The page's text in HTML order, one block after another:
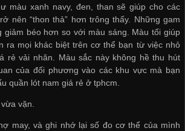
màu xanh navy, đen, than sẽ giúp cho các
nên “thon thả” hơn trông thấy. Những gam
giảm béo hơn so với màu sáng. Màu tối giúp
ra mọi khác biệt trên cơ thể bạn từ việc nhỏ
rẻ vải nhăn. Màu sắc này không hề thu hút
của đối phương vào các khu vực mà bạn
quần lót nam giá rẻ ở tphcm
vặn.
may, và ghi nhớ lại số đo cơ thể của mình